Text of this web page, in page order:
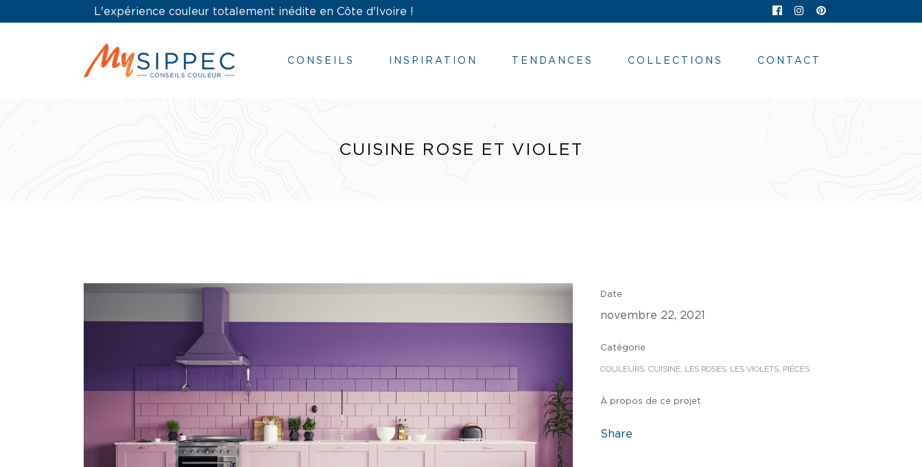
L'expérience couleur totalement inédite en Côte d'Ivoire !
CONSEILS INSPIRATION TENDANCES COLLECTIONS CONTACT
CUISINE ROSE ET VIOLET
Date
novembre 22, 2021
Catégorie
COULEURS, CUISINE, LES ROSES, LES VIOLETS, PIÈCES
À propos de ce projet
Share